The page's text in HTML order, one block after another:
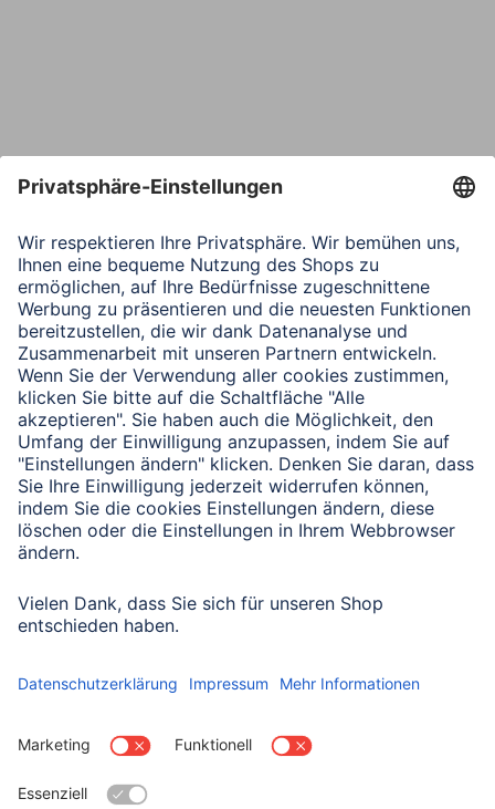
Verbleibende Zeichen: 1000/ 1000
Senden
Mit Absenden des Formulars bestätigen Sie, dass Sie unsere
Datenschutzbestimmungen zur Formulardatenverarbeitung zur
Datenschutz